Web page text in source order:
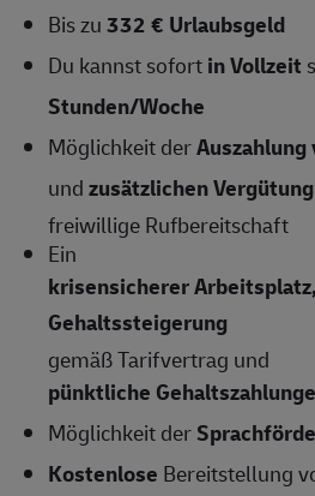
Bis zu332 € Urlaubsgeld
Du kannst sofortin Vollzeit
Stunden/Woche
Möglichkeit der
undzusätzlichen Vergütung
freiwillige Rufbereitschaft
Ein
krisensicherer
Gehaltssteigerung
gemäß Tarifvertrag und
pünktliche
Möglichkeit der
Kostenlose Bereitstellung